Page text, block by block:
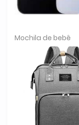
Mochila de bebê